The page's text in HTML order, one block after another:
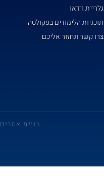
גלריית וידאו
תוכניות הלימודים בפקולטה
צרו קשר ונחזור אליכם
בניית אתרים